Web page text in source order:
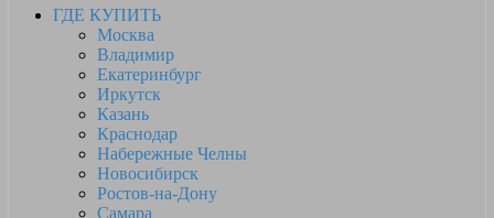
ГДЕ КУПИТЬ
Москва
Владимир
Екатеринбург
Иркутск
Казань
Краснодар
Набережные Челны
Новосибирск
Ростов-на-Дону
Самара